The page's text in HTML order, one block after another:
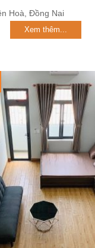
Hoà, Đồng Nai
Xem thêm...